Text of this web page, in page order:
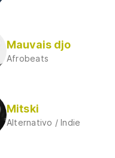
Mauvais djo
Afrobeats
Mitski
Alternativo / Indie